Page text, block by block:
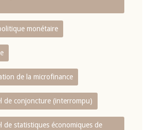
monétaire
de la microfinance
de conjoncture (interrompu)
de statistiques économiques de